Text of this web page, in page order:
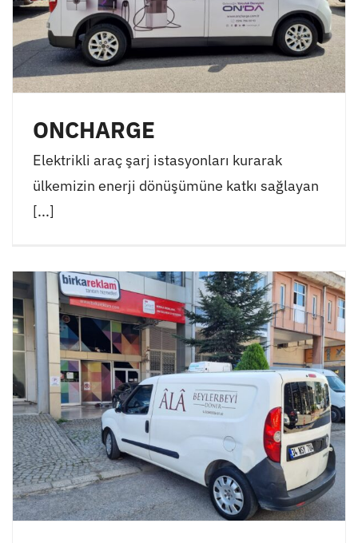
ONCHARGE
Elektrikli araç şarj istasyonları kurarak
ülkemizin enerji dönüşümüne katkı sağlayan
[...]